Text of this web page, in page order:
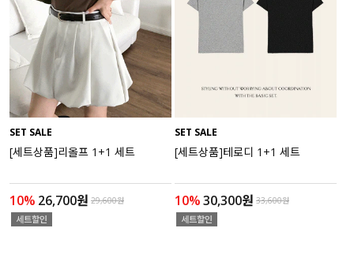
SET SALE
[세트상품]리올프 1+1 세트
10% 26,700원 29,600원
SET SALE
[세트상품]테로디 1+1 세트
10%30,300원 33,600원